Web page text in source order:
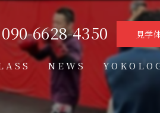
090-6628-4350 見学
NEWS